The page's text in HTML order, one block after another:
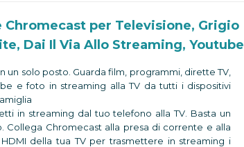
regolare un termostato o chiudere la porta.
sempre in contatto con gli altri - Effettua una
senza dover usare le mani. Chiama
un dispositivo in un'altra stanza con
o annuncia a tutti che la cena è pronta.
per tutelare la tua privacy - Echo Dot è stato
con diversi elementi per la protezione e il
della privacy, tra cui un apposito pulsante per
i microfoni.
Chromecast per Televisione, Grigio
Dai Il Via Allo Streaming, Youtube
un solo posto. Guarda film, programmi, dirette TV,
e foto in streaming alla TV da tutti i dispositivi
in streaming dal tuo telefono alla TV. Basta un
Collega Chromecast alla presa di corrente e alla
della tua TV per trasmettere in streaming i